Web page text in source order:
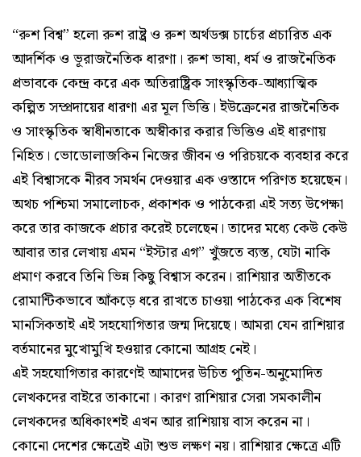
“রুশ বিশ্ব” হলো রুশ রাষ্ট্র ও রুশ অর্থডক্স চার্চের প্রচারিত এক
আদর্শিক ও ভূরাজনৈতিক ধারণা। রুশ ভাষা, ধর্ম ও রাজনৈতিক
প্রভাবকে কেন্দ্র করে এক অতিরাষ্ট্রিক সাংস্কৃতিক-আধ্যাত্মিক
কল্পিত সম্প্রদায়ের ধারণা এর মূল ভিত্তি। ইউক্রেনের রাজনৈতিক
ও সাংস্কৃতিক স্বাধীনতাকে অস্বীকার করার ভিত্তিও এই ধারণায়
নিহিত। ভোডোলাজকিন নিজের জীবন ও পরিচয়কে ব্যবহার করে
এই বিশ্বাসকে নীরব সমর্থন দেওয়ার এক ওস্তাদে পরিণত হয়েছেন।
অথচ পশ্চিমা সমালোচক, প্রকাশক ও পাঠকেরা এই সত্য উপেক্ষা
করে তার কাজকে প্রচার করেই চলেছেন। তাদের মধ্যে কেউ কেউ
আবার তার লেখায় এমন “ইস্টার এগ” খুঁজতে ব্যস্ত, যেটা নাকি
প্রমাণ করবে তিনি ভিন্ন কিছু বিশ্বাস করেন। রাশিয়ার অতীতকে
রোমান্টিকভাবে আঁকড়ে ধরে রাখতে চাওয়া পাঠকের এক বিশেষ
মানসিকতাই এই সহযোগিতার জন্ম দিয়েছে। আমরা যেন রাশিয়ার
বর্তমানের মুখোমুখি হওয়ার কোনো আগ্রহ নেই।
এই সহযোগিতার কারণেই আমাদের উচিত পুতিন-অনুমোদিত
লেখকদের বাইরে তাকানো। কারণ রাশিয়ার সেরা সমকালীন
লেখকদের অধিকাংশই এখন আর রাশিয়ায় বাস করেন না।
কোনো দেশের ক্ষেত্রেই এটা শুভ লক্ষণ নয়। রাশিয়ার ক্ষেত্রে এটি